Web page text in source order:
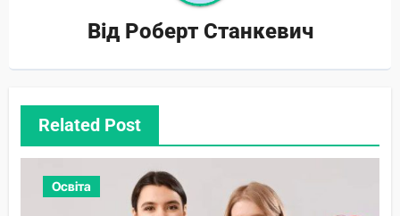
Від Роберт Станкевич
Related Post
Освіта